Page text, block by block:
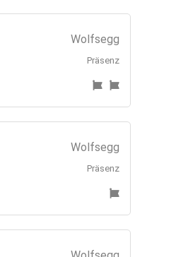
Wolfsegg
Präsenz
Wolfsegg
Präsenz